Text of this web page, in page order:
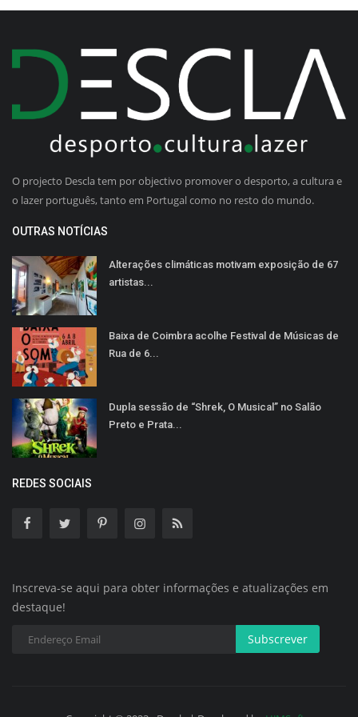
O projecto Descla tem por objectivo promover o desporto, a cultura e
o lazer português, tanto em Portugal como no resto do mundo.
OUTRAS NOTÍCIAS
Alterações climáticas motivam exposição de 67
artistas...
Baixa de Coimbra acolhe Festival de Músicas de
Rua de 6...
Dupla sessão de “Shrek, O Musical” no Salão
Preto e Prata...
REDES SOCIAIS
Inscreva-se aqui para obter informações e atualizações em
destaque!
Subscrever